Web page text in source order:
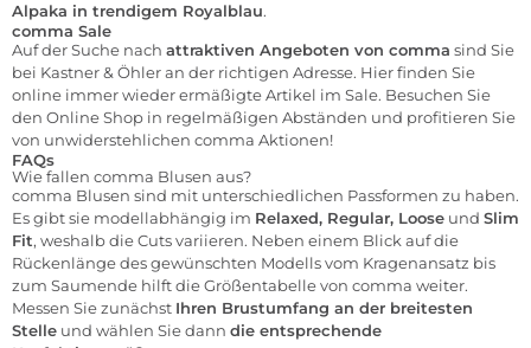
Alpaka in trendigem Royalblau.
comma Sale
Auf der Suche nach attraktiven Angeboten von comma sind Sie
bei Kastner & Öhler an der richtigen Adresse. Hier finden Sie
online immer wieder ermäßigte Artikel im Sale. Besuchen Sie
den Online Shop in regelmäßigen Abständen und profitieren Sie
von unwiderstehlichen comma Aktionen!
FAQs
Wie fallen comma Blusen aus?
comma Blusen sind mit unterschiedlichen Passformen zu haben.
Es gibt sie modellabhängig im Relaxed, Regular, Loose und Slim
Fit, weshalb die Cuts variieren. Neben einem Blick auf die
Rückenlänge des gewünschten Modells vom Kragenansatz bis
zum Saumende hilft die Größentabelle von comma weiter.
Messen Sie zunächst Ihren Brustumfang an der breitesten
Stelle und wählen Sie dann die entsprechende